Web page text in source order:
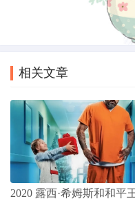
2024年 空中乘务员 The Crew
相关文章